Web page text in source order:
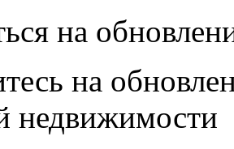
на
на
недвижимости